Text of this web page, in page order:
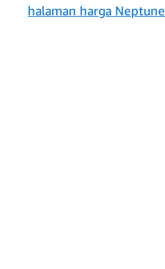
halaman harga Neptune